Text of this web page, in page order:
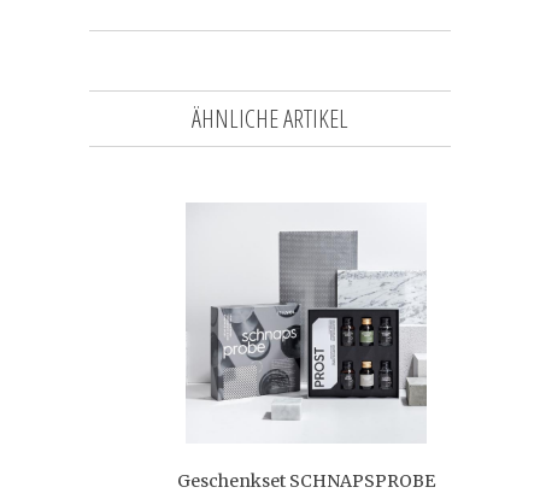
ÄHNLICHE ARTIKEL
Geschenkset SCHNAPSPROBE